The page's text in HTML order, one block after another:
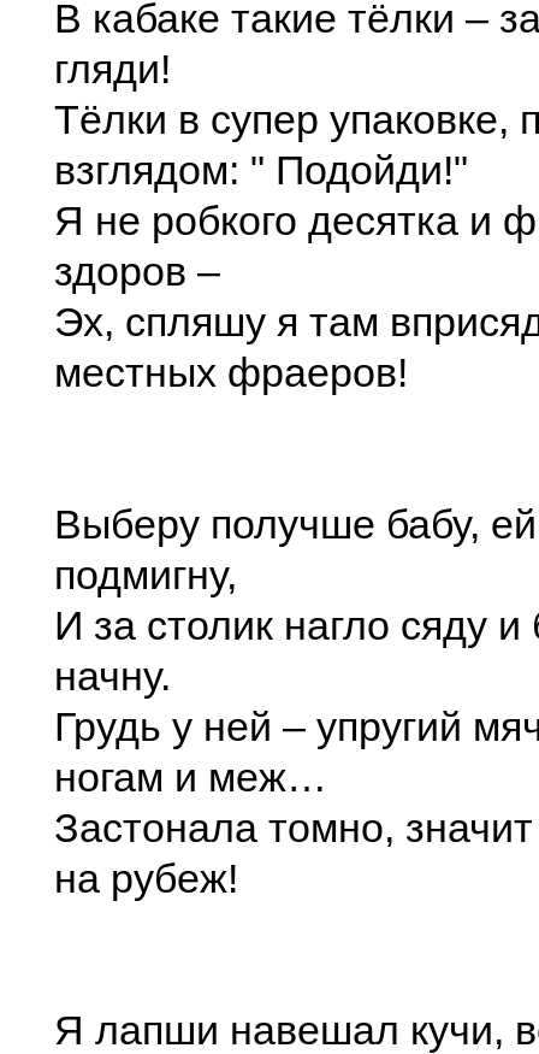
В кабаке такие тёлки –
гляди!
Тёлки в супер упаковке,
взглядом: " Подойди!"
Я не робкого десятка и
здоров –
Эх, спляшу я там
местных фраеров!
Выберу получше бабу,
подмигну,
И за столик нагло сяду и
начну.
Грудь у ней – упругий
ногам и меж…
Застонала томно,
на рубеж!
Я лапши навешал кучи,